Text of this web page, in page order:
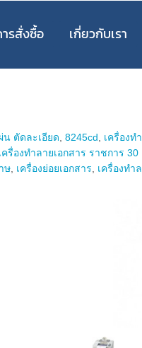
รสั่งซื้อ เกี่ยวกับเรา
น ตัดละเอียด ,8245cd เครื่องทํ
ครื่องทําลายเอกสาร ราชการ
ษ เครื่องย่อยเอกสาร เครื่องทำ